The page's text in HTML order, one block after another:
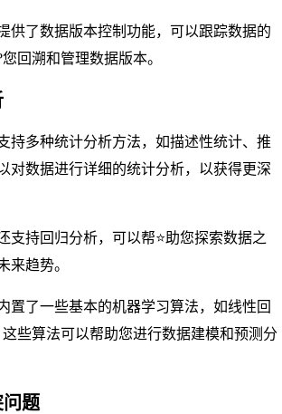
供了数据版本控制功能，可以跟踪数据的
回溯和管理数据版本。
持多种统计分析方法，如描述性统计、推
对数据进行详细的统计分析，以获得更深
支持回归分析，可以帮⭐助您探索数据之
来趋势。
置了一些基本的机器学习算法，如线性回
些算法可以帮助您进行数据建模和预测分
题